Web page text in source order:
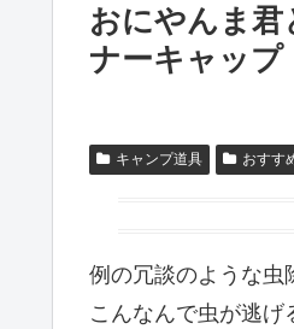
おにやんま
ナーキャップ
キャンプ道具 おすす
例の冗談のような虫
こんなんで虫が逃